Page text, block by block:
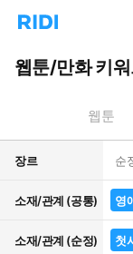
리
홈
으
턴
트
웹툰/만화 키
웹툰
장르 순
소재/관계 (공통) 영
소재/관계 (순정) 첫